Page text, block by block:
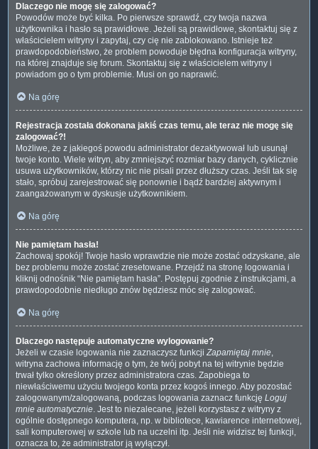
Dlaczego nie mogę się zalogować?
Powodów może być kilka. Po pierwsze sprawdź, czy twoja nazwa
użytkownika i hasło są prawidłowe. Jeżeli są prawidłowe, skontaktuj się z
właścicielem witryny i zapytaj, czy cię nie zablokowano. Istnieje też
prawdopodobieństwo, że problem powoduje błędna konfiguracja witryny,
na której znajduje się forum. Skontaktuj się z właścicielem witryny i
powiadom go o tym problemie. Musi on go naprawić.
Na górę
Rejestracja została dokonana jakiś czas temu, ale teraz nie mogę się
zalogować?!
Możliwe, że z jakiegoś powodu administrator dezaktywował lub usunął
twoje konto. Wiele witryn, aby zmniejszyć rozmiar bazy danych, cyklicznie
usuwa użytkowników, którzy nic nie pisali przez dłuższy czas. Jeśli tak się
stało, spróbuj zarejestrować się ponownie i bądź bardziej aktywnym i
zaangażowanym w dyskusje użytkownikiem.
Na górę
Nie pamiętam hasła!
Zachowaj spokój! Twoje hasło wprawdzie nie może zostać odzyskane, ale
bez problemu może zostać zresetowane. Przejdź na stronę logowania i
kliknij odnośnik “Nie pamiętam hasła”. Postępuj zgodnie z instrukcjami, a
prawdopodobnie niedługo znów będziesz móc się zalogować.
Na górę
Dlaczego następuje automatyczne wylogowanie?
Jeżeli w czasie logowania nie zaznaczysz funkcji Zapamiętaj mnie,
witryna zachowa informację o tym, że twój pobyt na tej witrynie będzie
trwał tylko określony przez administratora czas. Zapobiega to
niewłaściwemu użyciu twojego konta przez kogoś innego. Aby pozostać
zalogowanym/zalogowaną, podczas logowania zaznacz funkcję Loguj
mnie automatycznie. Jest to niezalecane, jeżeli korzystasz z witryny z
ogólnie dostępnego komputera, np. w bibliotece, kawiarence internetowej,
sali komputerowej w szkole lub na uczelni itp. Jeśli nie widzisz tej funkcji,
oznacza to, że administrator ją wyłączył.